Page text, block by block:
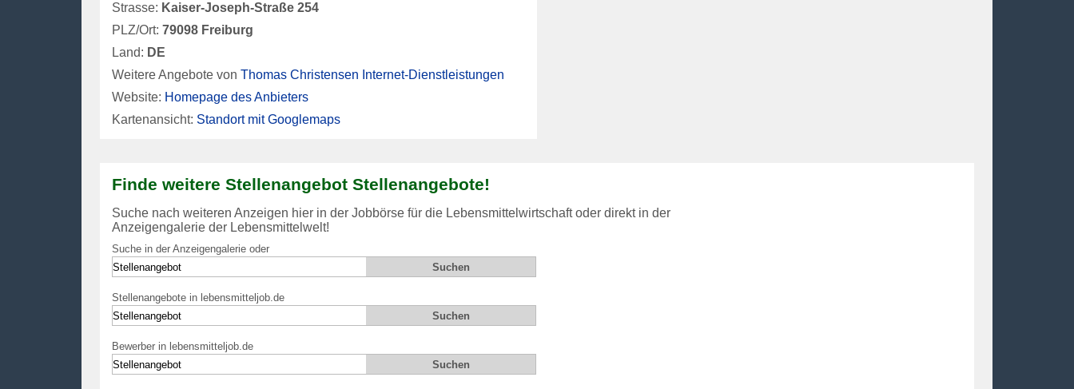
Strasse: Kaiser-Joseph-Straße 254
PLZ/Ort: 79098 Freiburg
Land: DE
Weitere Angebote von Thomas Christensen Internet-Dienstleistungen
Website: Homepage des Anbieters
Kartenansicht: Standort mit Googlemaps
Finde weitere Stellenangebot Stellenangebote!
Suche nach weiteren Anzeigen hier in der Jobbörse für die Lebensmittelwirtschaft oder direkt in der
Anzeigengalerie der Lebensmittelwelt!
Suche in der Anzeigengalerie oder
Stellenangebote in lebensmitteljob.de
Bewerber in lebensmitteljob.de